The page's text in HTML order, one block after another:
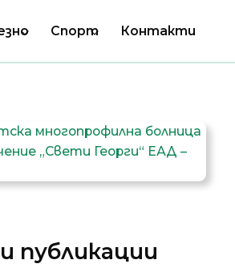
Спорт Контакти
публикации